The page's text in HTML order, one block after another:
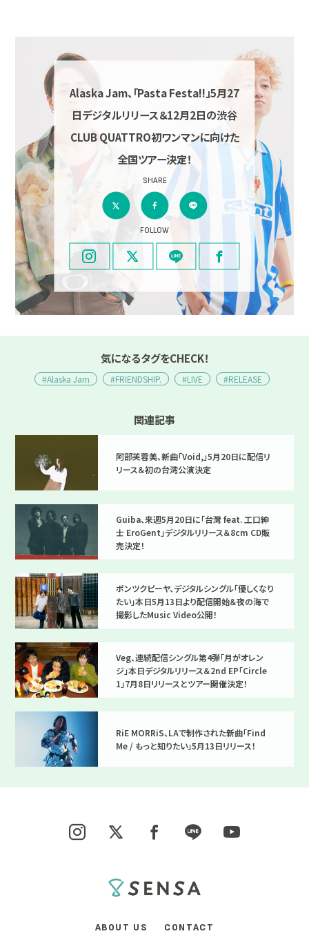
Alaska Jam、「Pasta Festa!!」5月27
日デジタルリリース＆12月2日の渋谷
CLUB QUATTRO初ワンマンに向けた
全国ツアー決定！
SHARE
FOLLOW
気になるタグをCHECK！
#Alaska Jam #FRIENDSHIP. #LIVE #RELEASE
関連記事
阿部芙蓉美、新曲「Void,」5月20日に配信リ
リース＆初の台湾公演決定
Guiba、来週5月20日に「台灣 feat. 工口紳
士 EroGent」デジタルリリース＆8cm CD販
売決定！
ポンツクピーヤ、デジタルシングル「優しくなり
たい」本日5月13日より配信開始＆夜の海で
撮影したMusic Video公開！
Veg、連続配信シングル第4弾「月がオレン
ジ」本日デジタルリリース＆2nd EP「Circle
1」7月8日リリースとツアー開催決定！
RiE MORRiS、LAで制作された新曲「Find
Me / もっと知りたい」5月13日リリース！
ABOUT US CONTACT